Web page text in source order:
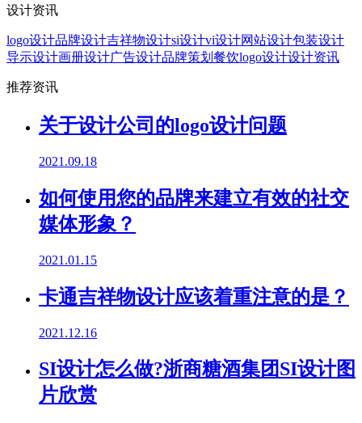
设计资讯
logo设计品牌设计吉祥物设计si设计vi设计网站设计包装设计
导示设计画册设计广告设计品牌策划 餐饮logo设计设计资讯
推荐资讯
关于设计公司的logo设计问题
2021.09.18
如何使用您的品牌来建立有效的社交
媒体形象？
2021.01.15
卡通吉祥物设计应该着重注意的是？
2021.12.16
SI设计怎么做?浙商糖酒集团SI设计图
片欣赏